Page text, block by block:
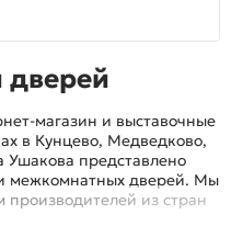
дверей
магазин и выставочные
в Кунцево, Медведково,
Ушакова представлено
межкомнатных дверей. Мы
из стран